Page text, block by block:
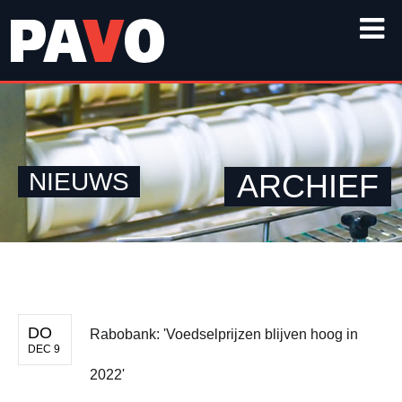
NIEUWS ARCHIEF
DO
DEC 9
Rabobank: 'Voedselprijzen blijven hoog in
2022'